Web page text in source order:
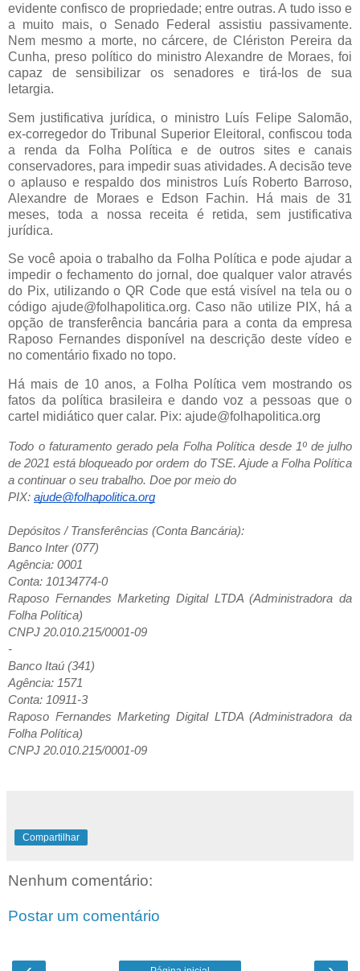
evidente confisco de propriedade; entre outras. A tudo isso e
a muito mais, o Senado Federal assistiu passivamente.
Nem mesmo a morte, no cárcere, de Clériston Pereira da
Cunha, preso político do ministro Alexandre de Moraes, foi
capaz de sensibilizar os senadores e tirá-los de sua
letargia.
Sem justificativa jurídica, o ministro Luís Felipe Salomão,
ex-corregedor do Tribunal Superior Eleitoral, confiscou toda
a renda da Folha Política e de outros sites e canais
conservadores, para impedir suas atividades. A decisão teve
o aplauso e respaldo dos ministros Luís Roberto Barroso,
Alexandre de Moraes e Edson Fachin. Há mais de 31
meses, toda a nossa receita é retida, sem justificativa
jurídica.
Se você apoia o trabalho da Folha Política e pode ajudar a
impedir o fechamento do jornal, doe qualquer valor através
do Pix, utilizando o QR Code que está visível na tela ou o
código ajude@folhapolitica.org. Caso não utilize PIX, há a
opção de transferência bancária para a conta da empresa
Raposo Fernandes disponível na descrição deste vídeo e
no comentário fixado no topo.
Há mais de 10 anos, a Folha Política vem mostrando os
fatos da política brasileira e dando voz a pessoas que o
cartel midiático quer calar. Pix: ajude@folhapolitica.org
Todo o faturamento gerado pela Folha Política desde 1º de julho
de 2021 está bloqueado por ordem do TSE. Ajude a Folha Política
a continuar o seu trabalho. Doe por meio do
PIX: ajude@folhapolitica.org
Depósitos / Transferências (Conta Bancária):
Banco Inter (077)
Agência: 0001
Conta: 10134774-0
Raposo Fernandes Marketing Digital LTDA (Administradora da
Folha Política)
CNPJ 20.010.215/0001-09
-
Banco Itaú (341)
Agência: 1571
Conta: 10911-3
Raposo Fernandes Marketing Digital LTDA (Administradora da
Folha Política)
CNPJ 20.010.215/0001-09
Compartilhar
Nenhum comentário:
Postar um comentário